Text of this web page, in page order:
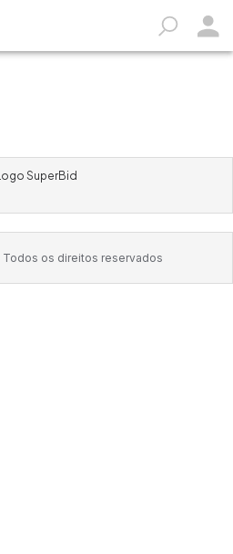
Todos os direitos reservados